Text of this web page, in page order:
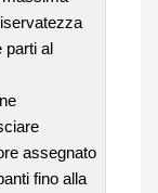
parti al
assegnato
fino alla